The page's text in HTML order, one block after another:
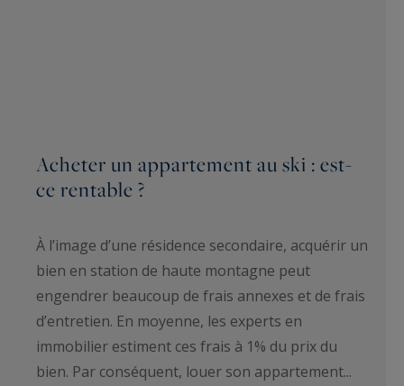
Acheter un appartement au ski : est-
ce rentable ?
À l’image d’une résidence secondaire, acquérir un
bien en station de haute montagne peut
engendrer beaucoup de frais annexes et de frais
d’entretien. En moyenne, les experts en
immobilier estiment ces frais à 1% du prix du
bien. Par conséquent, louer son appartement...